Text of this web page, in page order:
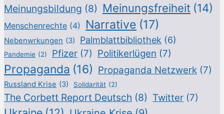
Meinungsbildung (8) Meinungsfreiheit (14)
Menschenrechte (4) Narrative (17)
Nebenwrkungen (3) Palmblattbibliothek (6)
Pandemie (2) Pfizer (7) Politikerlügen (7)
Propaganda (16) Propaganda Netzwerk (7)
Russland Krise (3) Solidarität (2)
The Corbett Report Deutsch (8) Twitter (7)